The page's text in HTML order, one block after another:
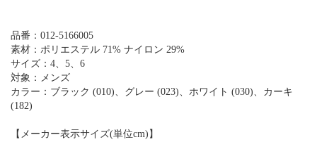
品番：012-5166005
素材：ポリエステル 71% ナイロン 29%
サイズ：4、5、6
対象：メンズ
カラー：ブラック (010)、グレー (023)、ホワイト (030)、カーキ
(182)
【メーカー表示サイズ(単位cm)】